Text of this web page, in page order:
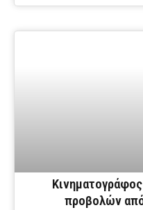
προβολών